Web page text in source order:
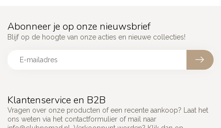
Klantenservice en B2B
Vragen over onze producten of een recente aankoop? Laat het
ons weten via het contactformulier of mail naar
Abonneer je op onze nieuwsbrief
Blijf op de hoogte van onze acties en nieuwe collecties!